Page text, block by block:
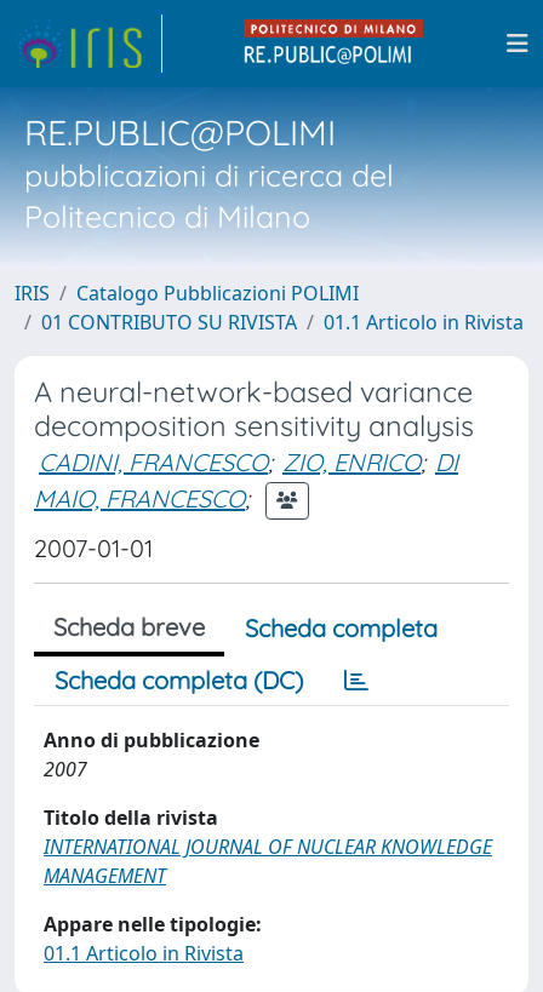
RE.PUBLIC@POLIMI
pubblicazioni di ricerca del
Politecnico di Milano
IRIS
Catalogo Pubblicazioni POLIMI
01 CONTRIBUTO SU RIVISTA
01.1 Articolo in Rivista
A neural-network-based variance
decomposition sensitivity analysis
CADINI, FRANCESCO; ZIO, ENRICO; DI
MAIO, FRANCESCO;
2007-01-01
Scheda breve
Scheda completa
Scheda completa (DC)
Anno di pubblicazione
2007
Titolo della rivista
INTERNATIONAL JOURNAL OF NUCLEAR KNOWLEDGE
MANAGEMENT
Appare nelle tipologie:
01.1 Articolo in Rivista